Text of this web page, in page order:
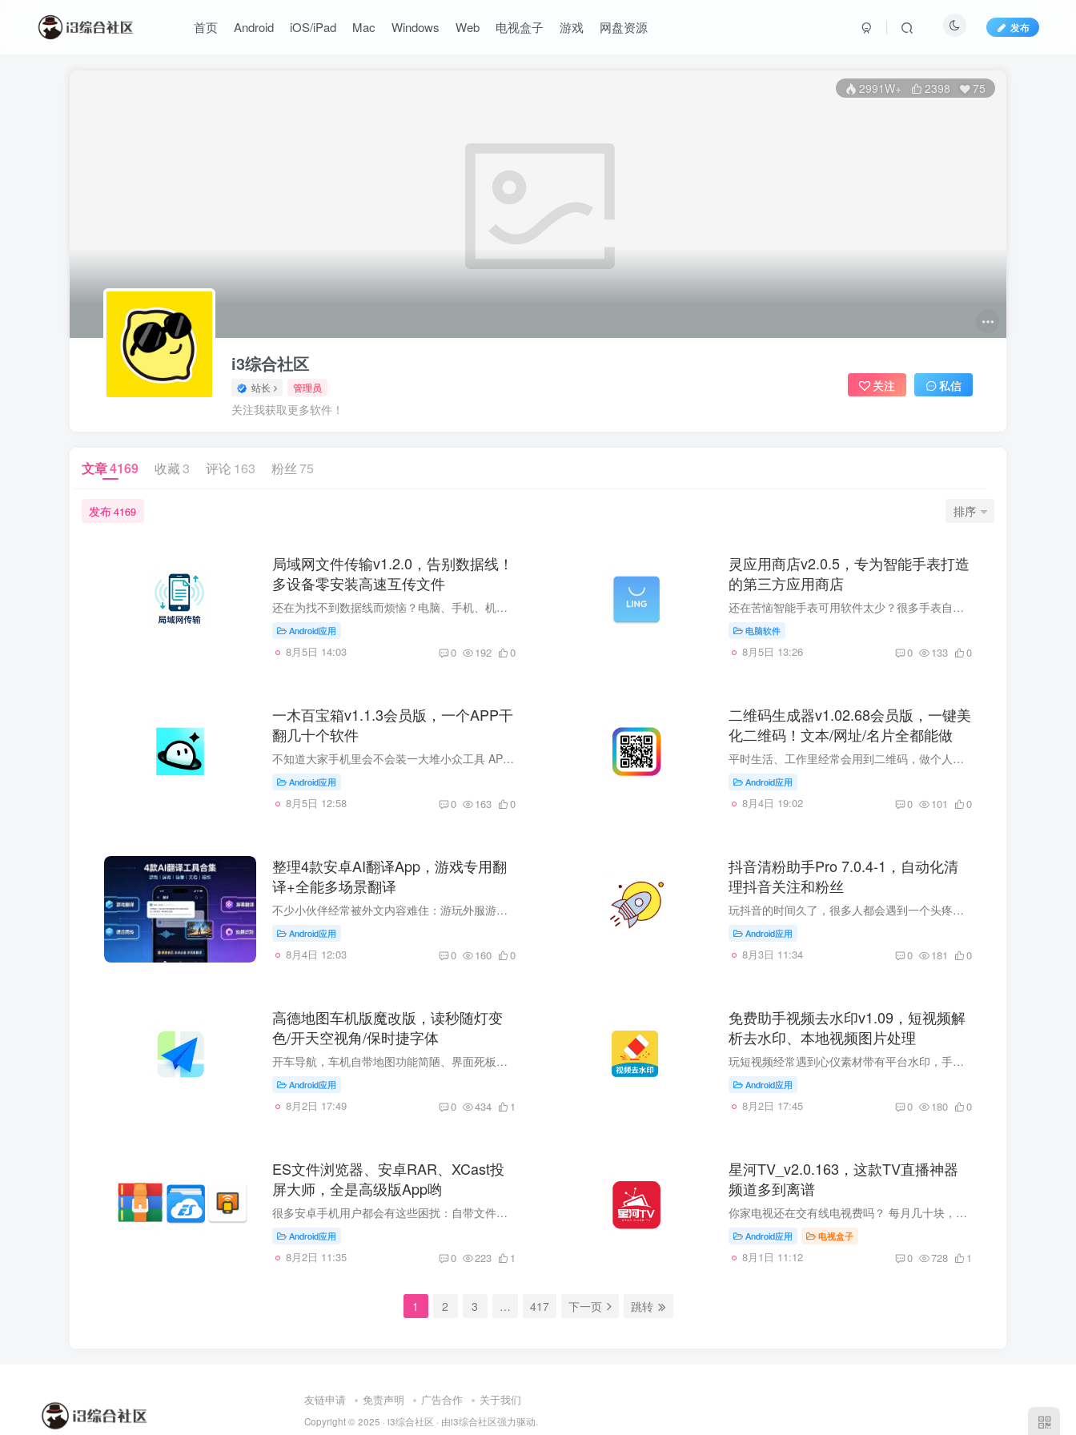
首页 Android iOS/iPad Mac Windows Web 电视盒子 游戏 网盘资源 发布
2991W+ 2398 75
i3综合社区
站长 管理员
关注我获取更多软件！
关注 私信
文章4169 收藏 3 评论 163 粉丝 75
发布4169 排序
局域网文件传输v1.2.0，告别数据线！
多设备零安装高速互传文件
还在为找不到数据线而烦恼？电脑、手机、机顶盒之间拷贝文件，来回插拔 U 盘十分麻烦。 今天分享一款干净纯粹的局域网传输工具，同一 WiFi 之下，别的设备不用装任何 APP，仅凭浏览器就能读写手...
Android应用
8月5日 14:03 0 192 0
灵应用商店v2.0.5，专为智能手表打造
的第三方应用商店
还在苦恼智能手表可用软件太少？很多手表自带应用商店资源匮乏，想要的 APP 搜不到，冷门小众软件更是无处寻觅。 今天给大家分享一款专门面向智能手表打造的第三方应用商店 ——灵应用商店手表...
电脑软件
8月5日 13:26 0 133 0
一木百宝箱v1.1.3会员版，一个APP干
翻几十个软件
不知道大家手机里会不会装一大堆小众工具 APP，看小说、视频去水印、文件解压、格式转换，每一种需求就要装一个软件，不仅占用大量存储空间，桌面图标堆得满满当当，部分工具还充斥广告弹窗，体...
Android应用
8月5日 12:58 0 163 0
二维码生成器v1.02.68会员版，一键美
化二维码！文本/网址/名片全都能做
平时生活、工作里经常会用到二维码，做个人名片、分享网址、商业宣传都需要。普通工具生成的二维码千篇一律，想要做美化、改样式大多还要看广告或者开会员。 今天给大家分享一款功能齐全的二维...
Android应用
8月4日 19:02 0 101 0
整理4款安卓AI翻译App，游戏专用翻
译+全能多场景翻译
不少小伙伴经常被外文内容难住：游玩外服游戏看不懂剧情道具、浏览外文资料一头雾水，出境沟通、外文文档处理也处处受限。 市面上翻译软件五花八门，要么功能受限、要么广告繁多，好用的解锁版...
Android应用
8月4日 12:03 0 160 0
抖音清粉助手Pro 7.0.4-1，自动化清
理抖音关注和粉丝
玩抖音的时间久了，很多人都会遇到一个头疼的问题：粉丝列表越来越长，关注的账号也越积越多，想清理却无从下手。 手动一个个删？几百个粉丝还好说，上千上万的话，光想想就觉得累。 今天给大家...
Android应用
8月3日 11:34 0 181 0
高德地图车机版魔改版，读秒随灯变
色/开天空视角/保时捷字体
开车导航，车机自带地图功能简陋、界面死板、启动卡顿？很多车友都在寻找体验更强的导航方案。 今天给大家分享高德地图车机版魔改版 9.5.0.600013，专为安卓车机打造，解锁多项原版没有的增强特...
Android应用
8月2日 17:49 0 434 1
免费助手视频去水印v1.09，短视频解
析去水印、本地视频图片处理
玩短视频经常遇到心仪素材带有平台水印，手动裁剪影响画面观感，各类剪辑软件去水印又要付费？ 今天给大家分享一款安卓端全能媒体处理工具 ——免费助手视频去水印，链接解析、本地去水印、视频...
Android应用
8月2日 17:45 0 180 0
ES文件浏览器、安卓RAR、XCast投
屏大师，全是高级版App哟
很多安卓手机用户都会有这些困扰：自带文件管理器功能太简陋、小众压缩包无法解压、追剧看电影没法大屏投屏、日常文件传输麻烦又受限。 想要一站式解决手机文件管理、解压、投屏三大刚需，不用...
Android应用
8月2日 11:35 0 223 1
星河TV_v2.0.163，这款TV直播神器
频道多到离谱
你家电视还在交有线电视费吗？ 每月几十块，能看的台就那么几十个，地方台收不到，海外台更别想 —— 想看看老家的频道？对不起，没有。 有没有一款软件，能把全国电视台全装进去，还免费、还高...
Android应用 电视盒子
8月1日 11:12 0 728 1
1 2 3 … 417 下一页 跳转
友链申请 免责声明 广告合作 关于我们
Copyright © 2025 · i3综合社区 · 由i3综合社区强力驱动.